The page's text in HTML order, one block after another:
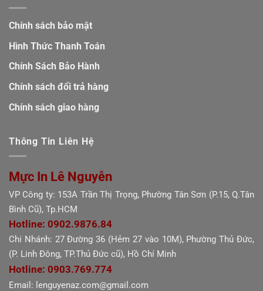
Chính sách bảo mật
Hình Thức Thanh Toán
Chính Sách Bảo Hành
Chính sách đổi trả hàng
Chính sách giao hàng
Thông Tin Liên Hệ
Mực In Lê Nguyễn
VP Công ty: 153A Trần Thị Trọng, Phường Tân Sơn (P.15, Q.Tân
Bình Cũ), Tp.HCM
Hotline: 0902.9876.84
Chi Nhánh: 27 Đường 36 (Hẻm 27 vào 10M), Phường Thủ Đức,
(P. Linh Đông, TP.Thủ Đức cũ), Hồ Chí Minh
Hotline: 0903.769.774
Email: lenguyenaz.com@gmail.com